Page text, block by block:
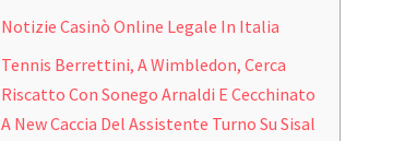
Notizie Casinò Online Legale In Italia
Tennis Berrettini, A Wimbledon, Cerca
Riscatto Con Sonego Arnaldi E Cecchinato
A New Caccia Del Assistente Turno Su Sisal